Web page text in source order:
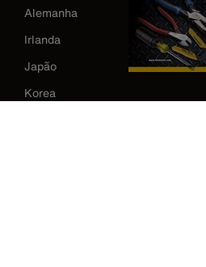
Alemanha
Irlanda
Japão
Korea